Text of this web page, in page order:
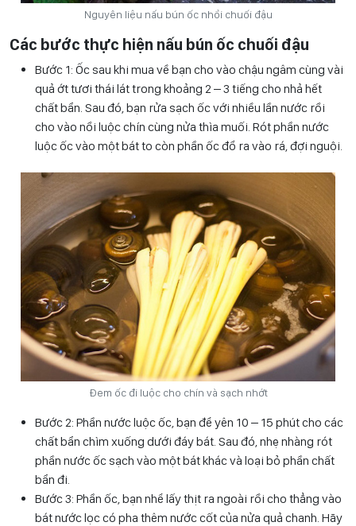
Nguyên liệu nấu bún ốc nhồi chuối đậu
Các bước thực hiện nấu bún ốc chuối đậu
Bước 1: Ốc sau khi mua về bạn cho vào chậu ngâm cùng vài
quả ớt tươi thái lát trong khoảng 2 – 3 tiếng cho nhả hết
chất bẩn. Sau đó, bạn rửa sạch ốc với nhiều lần nước rồi
cho vào nồi luộc chín cùng nửa thìa muối. Rót phần nước
luộc ốc vào một bát to còn phần ốc đổ ra vào rá, đợi nguội.
Đem ốc đi luộc cho chín và sạch nhớt
Bước 2: Phần nước luộc ốc, bạn để yên 10 – 15 phút cho các
chất bẩn chìm xuống dưới đáy bát. Sau đó, nhẹ nhàng rót
phần nước ốc sạch vào một bát khác và loại bỏ phần chất
bẩn đi.
Bước 3: Phần ốc, bạn nhể lấy thịt ra ngoài rồi cho thẳng vào
bát nước lọc có pha thêm nước cốt của nửa quả chanh. Hãy